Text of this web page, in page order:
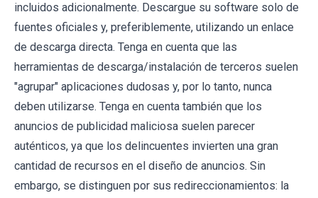
incluidos adicionalmente. Descargue su software solo de
fuentes oficiales y, preferiblemente, utilizando un enlace
de descarga directa. Tenga en cuenta que las
herramientas de descarga/instalación de terceros suelen
"agrupar" aplicaciones dudosas y, por lo tanto, nunca
deben utilizarse. Tenga en cuenta también que los
anuncios de publicidad maliciosa suelen parecer
auténticos, ya que los delincuentes invierten una gran
cantidad de recursos en el diseño de anuncios. Sin
embargo, se distinguen por sus redireccionamientos: la